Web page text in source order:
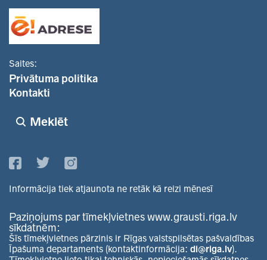
Saites:
Privātuma politika
Kontakti
Meklēt
Informācija tiek atjaunota ne retāk kā reizi mēnesī
Paziņojums par tīmekļvietnes www.grausti.riga.lv
sīkdatnēm:
Šīs tīmekļvietnes pārzinis ir Rīgas valstspilsētas pašvaldības
Īpašuma departaments (kontaktinformācija: di@riga.lv).